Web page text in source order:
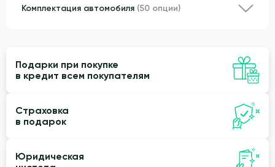
Комплектация автомобиля (50 опции)
Подарки при покупке
в кредит всем покупателям
Страховка
в подарок
Юридическая